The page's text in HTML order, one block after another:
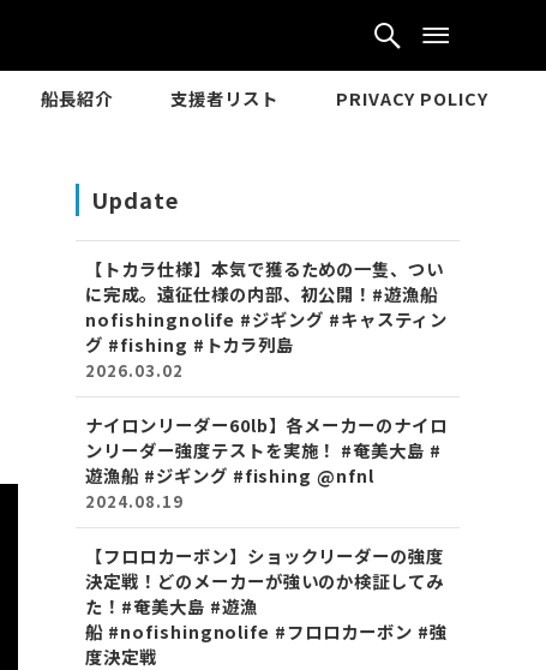
船長紹介 支援者リスト PRIVACY POLICY
Update
【トカラ仕様】本気で獲るための一隻、つい
に完成。遠征仕様の内部、初公開！#遊漁船
nofishingnolife #ジギング #キャスティン
グ #fishing #トカラ列島
2026.03.02
ナイロンリーダー60lb】各メーカーのナイロ
ンリーダー強度テストを実施！ #奄美大島 #
遊漁船 #ジギング #fishing ​‪@nfnl‬
2024.08.19
【フロロカーボン】ショックリーダーの強度
決定戦！どのメーカーが強いのか検証してみ
た！#奄美大島 #遊漁
船 #nofishingnolife #フロロカーボン #強
度決定戦